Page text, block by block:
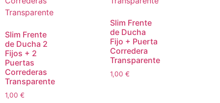
Slim Frente
de Ducha 2
Fijos + 2
Puertas
Correderas
Transparente
1,00 €
Slim Frente
de Ducha
Fijo + Puerta
Corredera
Transparente
1,00 €